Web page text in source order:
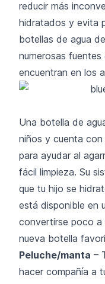
reducir más
hidratados y evita
botellas de agua
numerosas
encuentran en los
Una botella de
niños y cuenta
para ayudar al
fácil limpieza. Su
que tu hijo se
está disponible en
convertirse poco a
nueva botella
Peluche/manta –
hacer compañía a